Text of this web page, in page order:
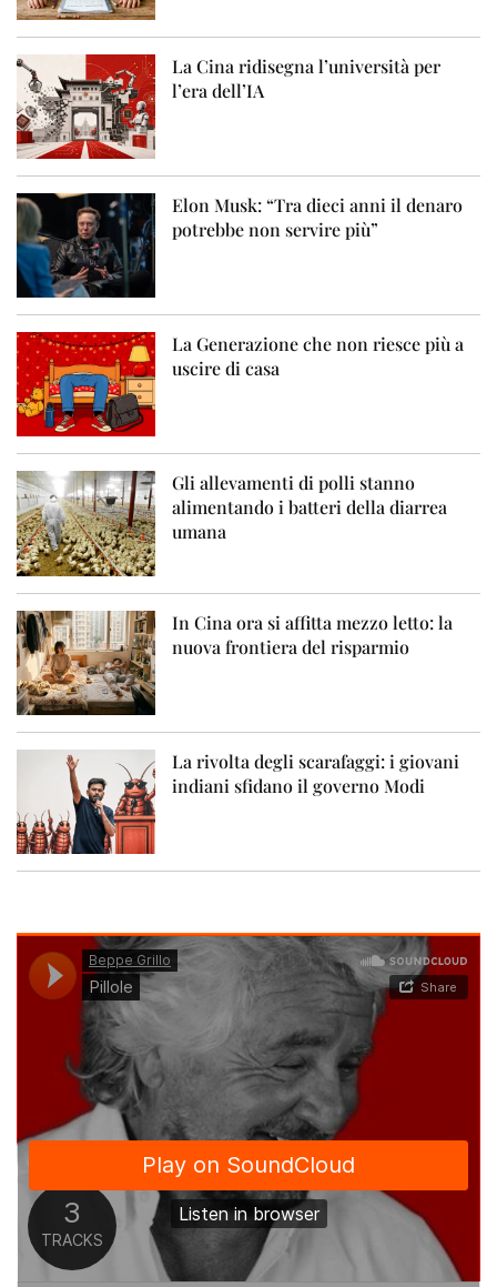
La Cina ridisegna l’università per
l’era dell’IA
Elon Musk: “Tra dieci anni il denaro
potrebbe non servire più”
La Generazione che non riesce più a
uscire di casa
Gli allevamenti di polli stanno
alimentando i batteri della diarrea
umana
In Cina ora si affitta mezzo letto: la
nuova frontiera del risparmio
La rivolta degli scarafaggi: i giovani
indiani sfidano il governo Modi